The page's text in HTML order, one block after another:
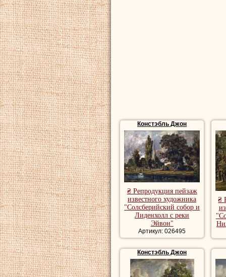
Констэбль Джон
₴ Репродукция пейзаж
известного художника
"Солсберийский собор и
Лиденхолл с реки
Эйвон"
Артикул: 026495
₴
Констэбль Джон